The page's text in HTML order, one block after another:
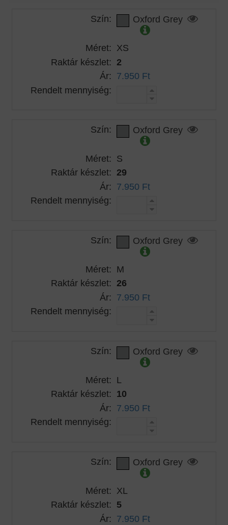
Szín: Oxford Grey
Méret: XS
Raktár készlet: 2
Ár: 7.950 Ft
Rendelt mennyiség:
Szín: Oxford Grey
Méret: S
Raktár készlet: 29
Ár: 7.950 Ft
Rendelt mennyiség:
Szín: Oxford Grey
Méret: M
Raktár készlet: 26
Ár: 7.950 Ft
Rendelt mennyiség:
Szín: Oxford Grey
Méret: L
Raktár készlet: 10
Ár: 7.950 Ft
Rendelt mennyiség:
Szín: Oxford Grey
Méret: XL
Raktár készlet: 5
Ár: 7.950 Ft